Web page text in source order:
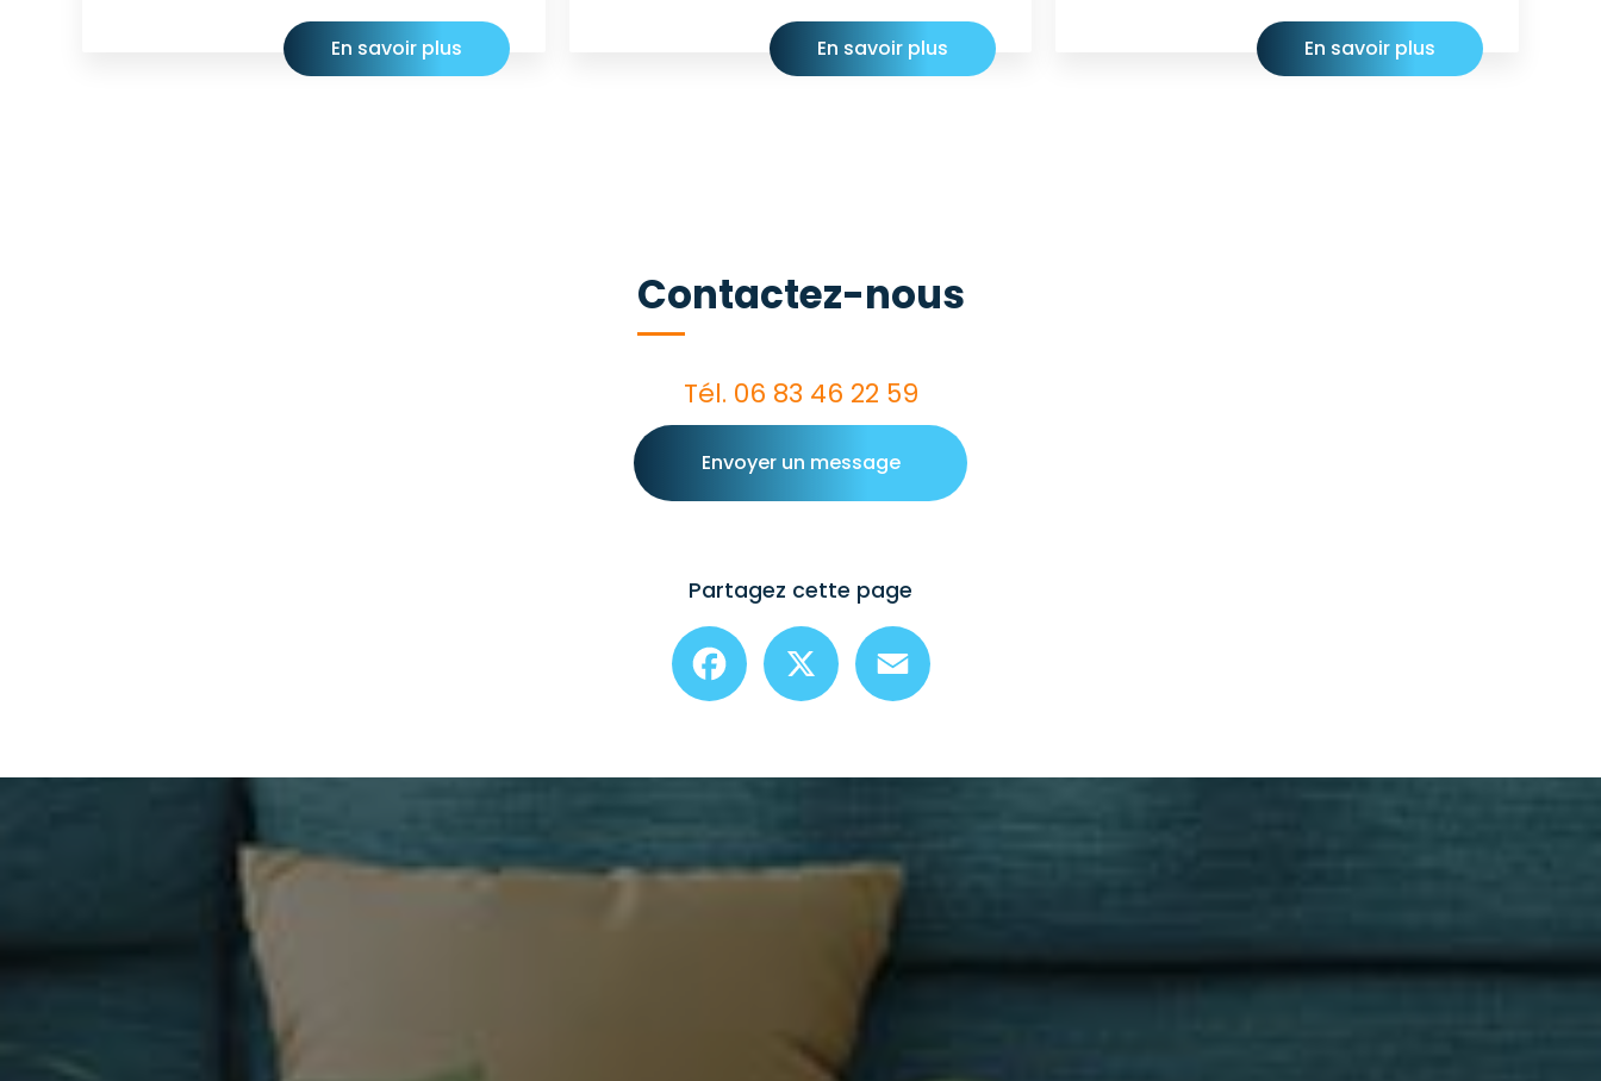
En savoir plus En savoir plus En savoir plus
Contactez-nous
Tél. 06 83 46 22 59
Envoyer un message
Partagez cette page
Facebook